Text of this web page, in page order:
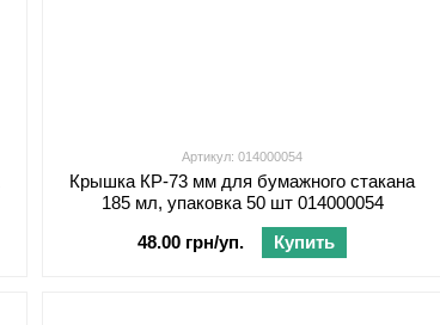
Артикул: 014000054
Крышка КР-73 мм для бумажного стакана
185 мл, упаковка 50 шт 014000054
48.00 грн/уп.
Купить